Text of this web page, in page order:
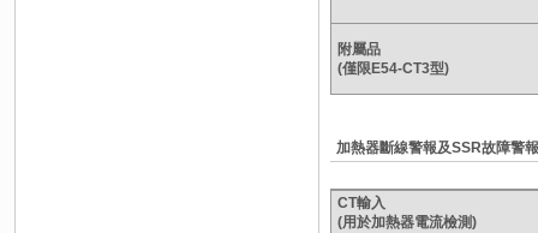
附屬品
(僅限E54-CT3型)
加熱器斷線警報及SSR故障警報
CT輸入
(用於加熱器電流檢測)